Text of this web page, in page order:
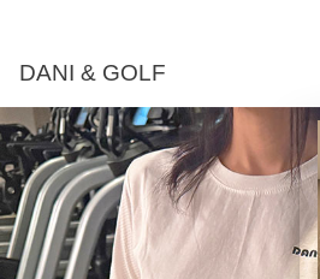
DANI & GOLF